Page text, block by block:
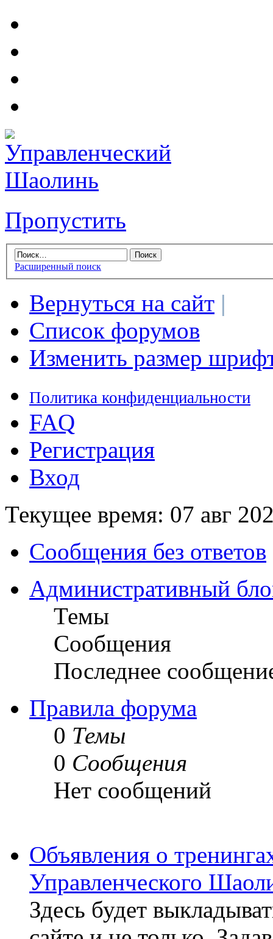
Пропустить
Расширенный поиск
Вернуться на сайт |
Список форумов
Изменить размер
Политика конфиденциальности
FAQ
Регистрация
Вход
Текущее время: 07 авг
Сообщения без ответов
Административный
Темы
Сообщения
Последнее
Правила форума
0 Темы
0 Сообщения
Нет сообщений
Объявления о
Управленческого
Здесь будет